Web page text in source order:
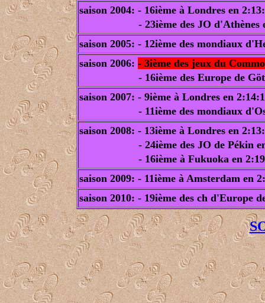
saison 2004: - 16ième à Londres en
- 23ième des JO d'Athènes en
saison 2005: - 12ième des mondiaux
saison 2006: - 3ième des jeux du
- 16ième des Europe de
saison 2007: - 9ième à Londres en
- 11ième des mondiaux
saison 2008: - 13ième à Londres en
- 24ième des JO de Pékin en
- 16ième à Fukuoka en
saison 2009: - 11ième à Amsterdam en
saison 2010: - 19ième des ch d'Europe